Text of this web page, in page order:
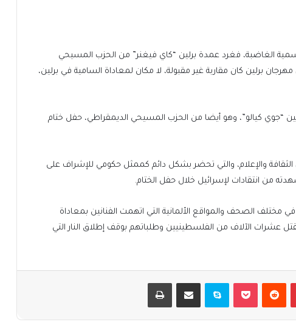
الغاضبة، فغرد عمدة برلين “كاي فيغنر” من الحزب المسيحي
برلين كان مقاربة غير مقبولة، لا مكان لمعاداة السامية في برلين،
“جوي كيالو”، وهو أيضا من الحزب المسيحي الديمقراطي، حفل ختام
والإعلام، والتي تحضر بشكل دائم كممثل حكومي للإشراف على
من انتقادات لإسرائيل خلال حفل الختام.
الصحف والمواقع الألمانية التي اتهمت الفنانين بمعاداة
عشرات الآلاف من الفلسطينيين وطلباتهم بوقف إطلاق النار التي
بينتيريست بوكيت سكايب مشاركة عبر البريد طباعة